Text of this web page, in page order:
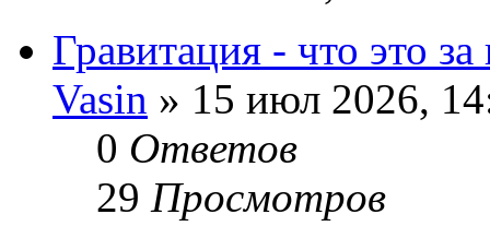
Гравитация - что это
Vasin » 15 июл 2026,
0 Ответов
29 Просмотров